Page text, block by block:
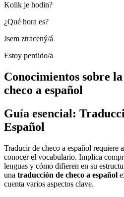
Kolik je hodin?
¿Qué hora es?
Jsem ztracený/á
Estoy perdido/a
Conocimientos sobre
checo a español
Guía esencial:
Español
Traducir de checo a español requiere
conocer el vocabulario. Implica
lenguas y cómo difieren en su
una traducción de checo a español
cuenta varios aspectos clave.